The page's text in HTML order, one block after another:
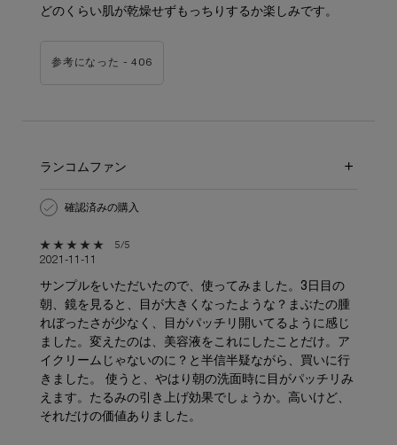
どのくらい肌が乾燥せずもっちりするか楽しみです。
参考になった -406
ランコムファン
確認済みの購入
5星中5。 5/5
2021-11-11
サンプルをいただいたので、使ってみました。3日目の
朝、鏡を見ると、目が大きくなったような？まぶたの腫
れぼったさが少なく、目がパッチリ開いてるように感じ
ました。変えたのは、美容液をこれにしたことだけ。ア
イクリームじゃないのに？と半信半疑ながら、買いに行
きました。 使うと、やはり朝の洗面時に目がパッチリみ
えます。たるみの引き上げ効果でしょうか。高いけど、
それだけの価値ありました。